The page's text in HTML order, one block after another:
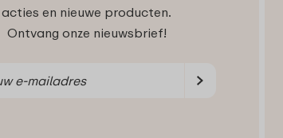
acties en nieuwe producten.
Ontvang onze nieuwsbrief!